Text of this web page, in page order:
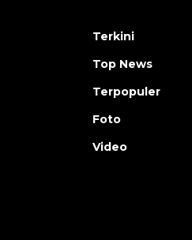
Terkini
Top News
Terpopuler
Foto
Video